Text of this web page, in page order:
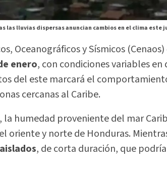
las lluvias dispersas anuncian cambios en el clima este
Oceanográficos y Sísmicos
enero, con condiciones variables en
del este marcará el
cercanas al Caribe.
humedad proveniente del mar
oriente y norte de Honduras.
, de corta duración, que